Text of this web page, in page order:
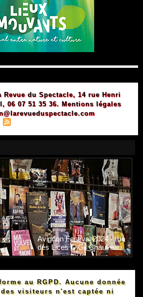
Revue du Spectacle, 14 rue Henri
06 07 51 35 36. Mentions légales
Avignon Festival 2024 - rue
des Lices © Gil Chauveau.
au RGPD. Aucune donnée
visiteurs n'est captée ni